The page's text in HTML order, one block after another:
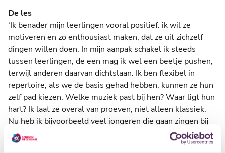
De les
‘Ik benader mijn leerlingen vooral positief: ik wil ze
motiveren en zo enthousiast maken, dat ze uit zichzelf
dingen willen doen. In mijn aanpak schakel ik steeds
tussen leerlingen, de een mag ik wel een beetje pushen,
terwijl anderen daarvan dichtslaan. Ik ben flexibel in
repertoire, als we de basis gehad hebben, kunnen ze hun
zelf pad kiezen. Welke muziek past bij hen? Waar ligt hun
hart? Ik laat ze overal van proeven, niet alleen klassiek.
Nu heb ik bijvoorbeeld veel jongeren die gaan zingen bij
het spelen – popliedjes of filmliedjes. Veel dingen voor
piano en zang kunnen ook met harp. Dat is leuk voor